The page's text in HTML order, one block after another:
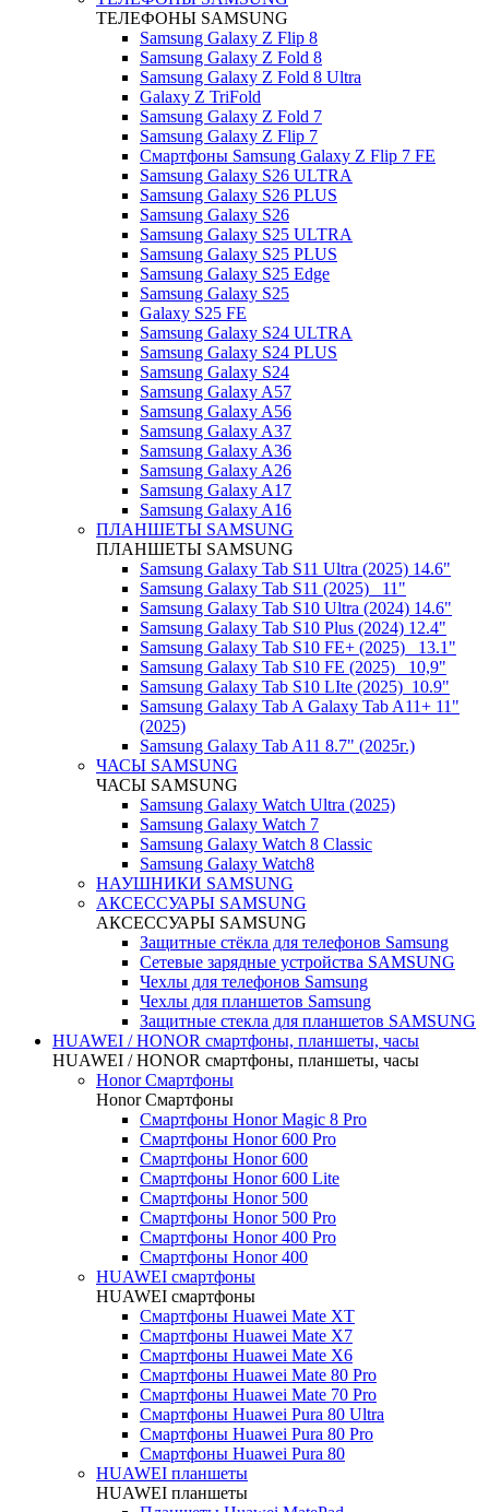
ТЕЛЕФОНЫ SAMSUNG
Samsung Galaxy Z Flip 8
Samsung Galaxy Z Fold 8
Samsung Galaxy Z Fold 8 Ultra
Galaxy Z TriFold
Samsung Galaxy Z Fold 7
Samsung Galaxy Z Flip 7
Смартфоны Samsung Galaxy Z Flip 7 FE
Samsung Galaxy S26 ULTRA
Samsung Galaxy S26 PLUS
Samsung Galaxy S26
Samsung Galaxy S25 ULTRA
Samsung Galaxy S25 PLUS
Samsung Galaxy S25 Edge
Samsung Galaxy S25
Galaxy S25 FE
Samsung Galaxy S24 ULTRA
Samsung Galaxy S24 PLUS
Samsung Galaxy S24
Samsung Galaxy A57
Samsung Galaxy A56
Samsung Galaxy A37
Samsung Galaxy A36
Samsung Galaxy A26
Samsung Galaxy A17
Samsung Galaxy A16
ПЛАНШЕТЫ SAMSUNG
ПЛАНШЕТЫ SAMSUNG
Samsung Galaxy Tab S11 Ultra (2025) 14.6"
Samsung Galaxy Tab S11 (2025) _11"
Samsung Galaxy Tab S10 Ultra (2024) 14.6"
Samsung Galaxy Tab S10 Plus (2024) 12.4"
Samsung Galaxy Tab S10 FE+ (2025)_ 13.1"
Samsung Galaxy Tab S10 FE (2025)_ 10,9"
Samsung Galaxy Tab S10 LIte (2025)_10.9"
Samsung Galaxy Tab A Galaxy Tab A11+ 11"
(2025)
Samsung Galaxy Tab A11 8.7" (2025г.)
ЧАСЫ SAMSUNG
ЧАСЫ SAMSUNG
Samsung Galaxy Watch Ultra (2025)
Samsung Galaxy Watch 7
Samsung Galaxy Watch 8 Classic
Samsung Galaxy Watch8
НАУШНИКИ SAMSUNG
АКСЕССУАРЫ SAMSUNG
АКСЕССУАРЫ SAMSUNG
Защитные стёкла для телефонов Samsung
Сетевые зарядные устройства SAMSUNG
Чехлы для телефонов Samsung
Чехлы для планшетов Samsung
Защитные стекла для планшетов SAMSUNG
HUAWEI / HONOR cмартфоны, планшеты, часы
HUAWEI / HONOR cмартфоны, планшеты, часы
Honor Смартфоны
Honor Смартфоны
Смартфоны Honor Magic 8 Pro
Смартфоны Honor 600 Pro
Смартфоны Honor 600
Смартфоны Honor 600 Lite
Смартфоны Honor 500
Смартфоны Honor 500 Pro
Смартфоны Honor 400 Pro
Смартфоны Honor 400
HUAWEI cмартфоны
HUAWEI cмартфоны
Смартфоны Huawei Mate XT
Смартфоны Huawei Mate X7
Смартфоны Huawei Mate X6
Смартфоны Huawei Mate 80 Pro
Смартфоны Huawei Mate 70 Pro
Смартфоны Huawei Pura 80 Ultra
Смартфоны Huawei Pura 80 Pro
Смартфоны Huawei Pura 80
HUAWEI планшеты
HUAWEI планшеты